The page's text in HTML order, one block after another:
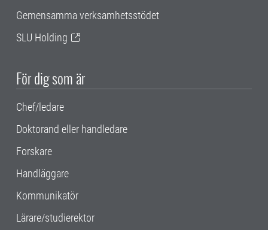
Gemensamma verksamhetsstödet
SLU Holding
För dig som är
Chef/ledare
Doktorand eller handledare
Forskare
Handläggare
Kommunikatör
Lärare/studierektor